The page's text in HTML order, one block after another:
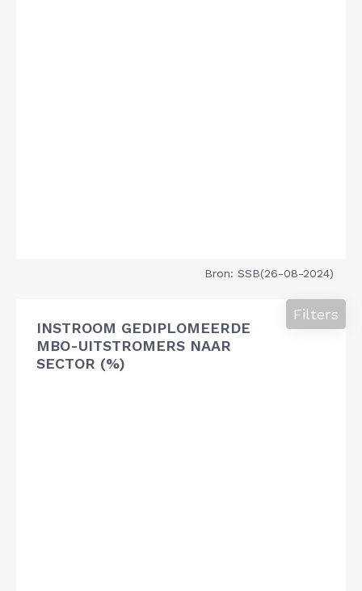
Bron: SSB(26-08-2024)
INSTROOM GEDIPLOMEERDE
MBO-UITSTROMERS NAAR
SECTOR (%)
Filters